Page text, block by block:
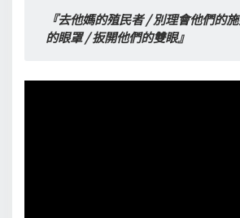
『去他媽的殖民者 / 別理會他們的
的眼罩 / 扳開他們的雙眼』